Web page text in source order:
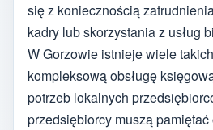
się z koniecznością
kadry lub skorzystania z usług
W Gorzowie istnieje wiele
kompleksową obsługę
potrzeb lokalnych
przedsiębiorcy muszą